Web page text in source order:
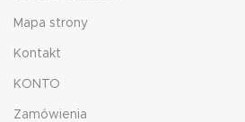
Mapa strony
Kontakt
KONTO
Zamówienia